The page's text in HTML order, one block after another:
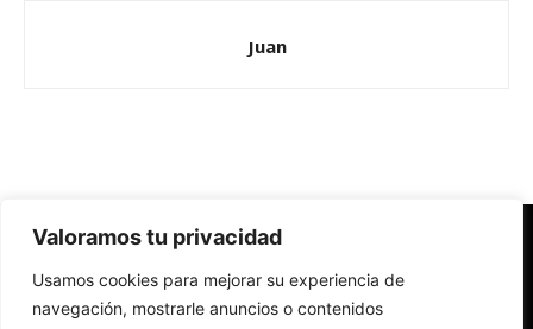
Valoramos tu privacidad
Usamos cookies para mejorar su experiencia de
navegación, mostrarle anuncios o contenidos
Juan
Redes Cristianas
Una mirada alternativa sobre la Iglesia católica y la sociedad
- Colectivos de Redes Cristianas